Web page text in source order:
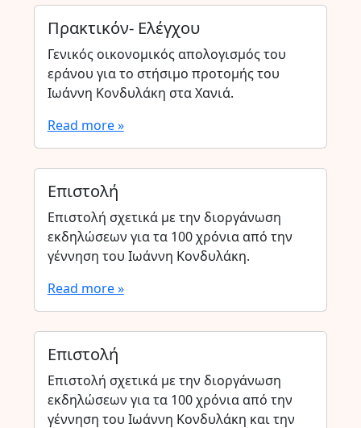
Πρακτικόν- Ελέγχου
Γενικός οικονομικός απολογισμός του
εράνου για το στήσιμο προτομής του
Ιωάννη Κονδυλάκη στα Χανιά.
Read more »
Επιστολή
Επιστολή σχετικά με την διοργάνωση
εκδηλώσεων για τα 100 χρόνια από την
γέννηση του Ιωάννη Κονδυλάκη.
Read more »
Επιστολή
Επιστολή σχετικά με την διοργάνωση
εκδηλώσεων για τα 100 χρόνια από την
γέννηση του Ιωάννη Κονδυλάκη και την